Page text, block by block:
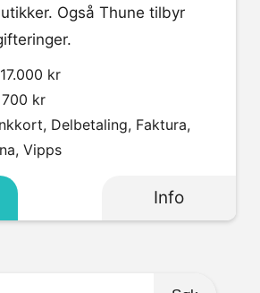
Også Thune tilbyr
kr
kr
Vipps
Info